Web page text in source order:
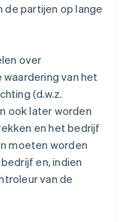
partijen op lange
over
van het
(d.w.z.
ook later worden
en het bedrijf
moeten worden
en, indien
van de